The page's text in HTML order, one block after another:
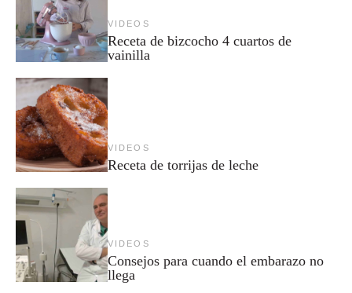
VIDEOS
Receta de bizcocho 4 cuartos de
vainilla
VIDEOS
Receta de torrijas de leche
VIDEOS
Consejos para cuando el embarazo no
llega